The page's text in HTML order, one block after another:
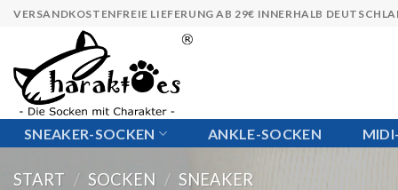
SkipVERSANDKOSTENFREIE LIEFERUNG AB 29€ INNERHALB
SNEAKER-SOCKEN ANKLE-SOCKEN
START / SOCKEN / SNEAKER